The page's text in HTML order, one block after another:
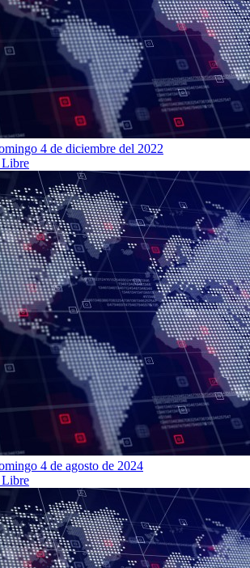
4 de diciembre del 2022
Libre
4 de agosto de 2024
Libre